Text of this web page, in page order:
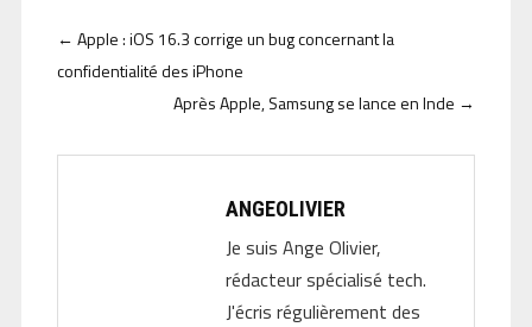
← Apple : iOS 16.3 corrige un bug concernant la
confidentialité des iPhone
Après Apple, Samsung se lance en Inde →
ANGEOLIVIER
Je suis Ange Olivier,
rédacteur spécialisé tech.
J'écris régulièrement des